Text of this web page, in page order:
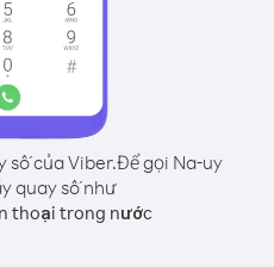
số của Viber.Để gọi Na-uy
quay số như
thoại trong nước